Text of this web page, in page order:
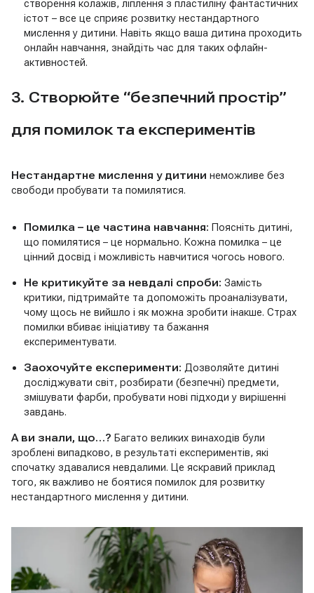
створення колажів, ліплення з пластиліну фантастичних
істот – все це сприяє розвитку нестандартного
мислення у дитини. Навіть якщо ваша дитина проходить
онлайн навчання, знайдіть час для таких офлайн-
активностей.
3. Створюйте “безпечний простір”
для помилок та експериментів
Нестандартне мислення у дитини неможливе без
свободи пробувати та помилятися.
Помилка – це частина навчання: Поясніть дитині,
що помилятися – це нормально. Кожна помилка – це
цінний досвід і можливість навчитися чогось нового.
Не критикуйте за невдалі спроби: Замість
критики, підтримайте та допоможіть проаналізувати,
чому щось не вийшло і як можна зробити інакше. Страх
помилки вбиває ініціативу та бажання
експериментувати.
Заохочуйте експерименти: Дозволяйте дитині
досліджувати світ, розбирати (безпечні) предмети,
змішувати фарби, пробувати нові підходи у вирішенні
завдань.
А ви знали, що…? Багато великих винаходів були
зроблені випадково, в результаті експериментів, які
спочатку здавалися невдалими. Це яскравий приклад
того, як важливо не боятися помилок для розвитку
нестандартного мислення у дитини.